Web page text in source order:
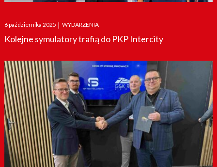
Posted
on
6 października 2025 | WYDARZENIA
Kolejne symulatory trafią do PKP Intercity